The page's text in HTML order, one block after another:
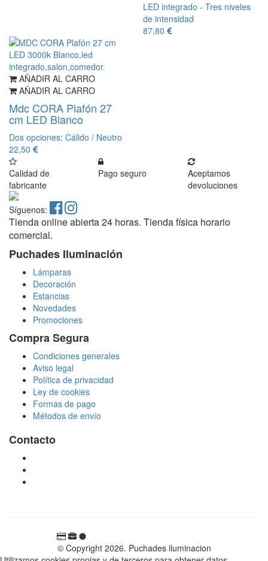
LED integrado - Tres niveles
de intensidad
87,80
AÑADIR AL CARRO
AÑADIR AL CARRO
Mdc CORA Plafón 27
cm LED Blanco
Dos opciones: Cálido / Neutro
22,50
Calidad de
fabricante
Pago seguro
Aceptamos
devoluciones
Síguenos:
Tienda online abierta 24 horas. Tienda física horario
comercial.
Puchades Iluminación
Lámparas
Decoración
Estancias
Novedades
Promociones
Compra Segura
Condiciones generales
Aviso legal
Política de privacidad
Ley de cookies
Formas de pago
Métodos de envío
Contacto
© Copyright 2026. Puchades iluminacion